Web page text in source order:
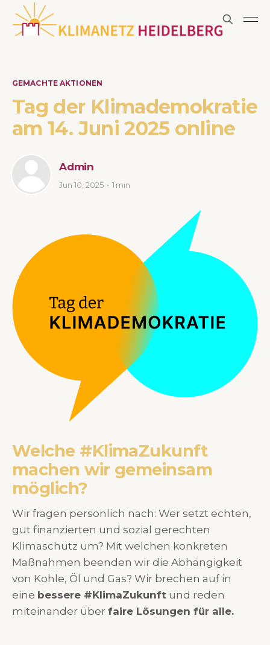
GEMACHTE AKTIONEN
Tag der Klimademokratie
am 14. Juni 2025 online
Admin
Jun 10, 2025 1 min
Welche #KlimaZukunft
machen wir gemeinsam
möglich?
Wir fragen persönlich nach: Wer setzt echten,
gut finanzierten und sozial gerechten
Klimaschutz um? Mit welchen konkreten
Maßnahmen beenden wir die Abhängigkeit
von Kohle, Öl und Gas? Wir brechen auf in
eine bessere #KlimaZukunft und reden
miteinander über faire Lösungen für alle.